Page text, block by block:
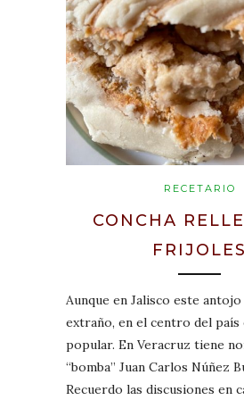
RECETARIO
CONCHA
FRIJOLES
Aunque en Jalisco este
extraño, en el centro del país
popular. En Veracruz tiene
“bomba” Juan Carlos Núñez
Recuerdo las discusiones en